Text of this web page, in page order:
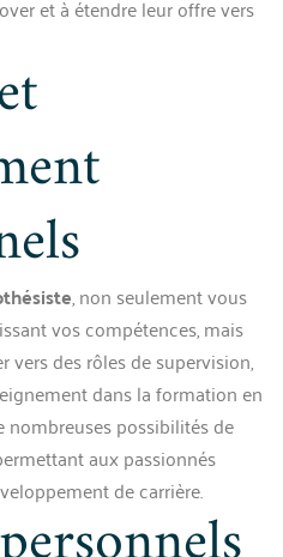
et à étendre leur offre vers
, non seulement vous
vos compétences, mais
des rôles de supervision,
dans la formation en
nombreuses possibilités de
aux passionnés
de carrière.